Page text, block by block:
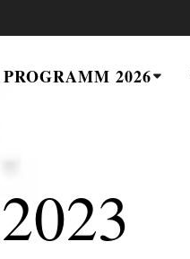
PROGRAMM 2026